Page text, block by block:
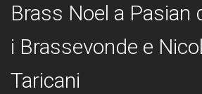
Brass Noel a Pasian
i Brassevonde e
Taricani